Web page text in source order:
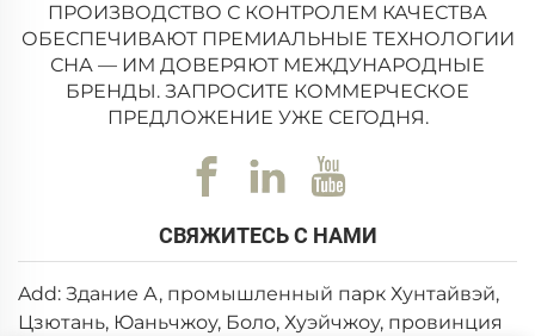
ПРОИЗВОДСТВО С КОНТРОЛЕМ КАЧЕСТВА
ОБЕСПЕЧИВАЮТ ПРЕМИАЛЬНЫЕ ТЕХНОЛОГИИ
СНА — ИМ ДОВЕРЯЮТ МЕЖДУНАРОДНЫЕ
БРЕНДЫ. ЗАПРОСИТЕ КОММЕРЧЕСКОЕ
ПРЕДЛОЖЕНИЕ УЖЕ СЕГОДНЯ.
СВЯЖИТЕСЬ С НАМИ
Add: Здание А, промышленный парк Хунтайвэй,
Цзютань, Юаньчжоу, Боло, Хуэйчжоу, провинция